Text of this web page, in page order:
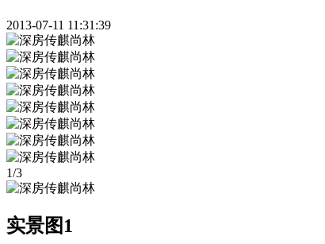
2013-07-11 11:31:39
1/3
实景图1